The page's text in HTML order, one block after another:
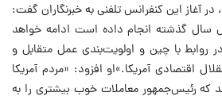
آغاز این کنفرانس تلفنی به خبرنگاران گفت:
سال گذشته انجام داده است ادامه خواهد
روابط با چین و اولویت‌بندی عمل متقابل و
اقتصادی آمریکا.»او افزود: «مردم آمریکا
که رئیس‌جمهور معاملات خوب بیشتری را به